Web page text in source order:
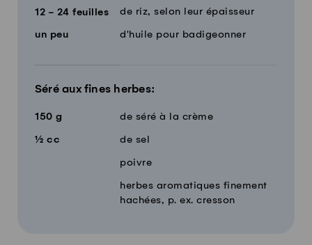
12 - 24 feuilles de riz, selon leur épaisseur
un peu d'huile pour badigeonner
Séré aux fines herbes:
150 g de séré à la crème
½ cc de sel
poivre
herbes aromatiques finement
hachées, p. ex. cresson